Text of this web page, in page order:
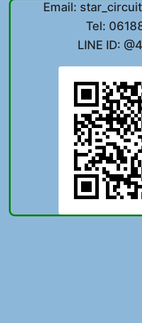
Email:
Tel:
LINE ID: